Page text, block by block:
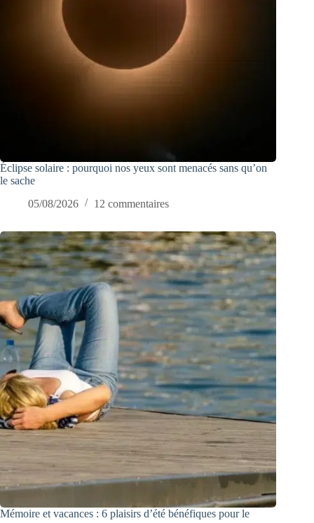
Éclipse solaire : pourquoi nos yeux sont menacés sans qu’on
le sache
05/08/2026
12 commentaires
Mémoire et vacances : 6 plaisirs d’été bénéfiques pour le